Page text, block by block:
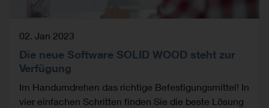
02. Jan 2023
Die neue Software SOLID WOOD steht zur
Verfügung
Im Handumdrehen das richtige Befestigungsmittel! In
vier einfachen Schritten finden Sie die beste Lösung